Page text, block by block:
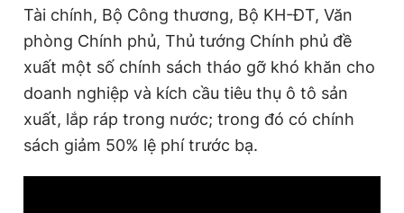
Tài chính, Bộ Công thương, Bộ KH-ĐT, Văn
phòng Chính phủ, Thủ tướng Chính phủ đề
xuất một số chính sách tháo gỡ khó khăn cho
doanh nghiệp và kích cầu tiêu thụ ô tô sản
xuất, lắp ráp trong nước; trong đó có chính
sách giảm 50% lệ phí trước bạ.